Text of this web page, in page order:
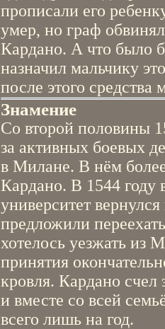
прописали его
умер, но граф
Кардано. А что было
назначил мальчику
после этого средства
Знамение
Со второй половины
за активных боевых
в Милане. В нём
Кардано. В 1544 году
университет
предложили
хотелось уезжать из
принятия
кровля. Кардано счел
и вместе со всей
всего лишь на год.